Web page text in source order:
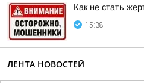
Как не стать
15:38
ЛЕНТА НОВОСТЕЙ